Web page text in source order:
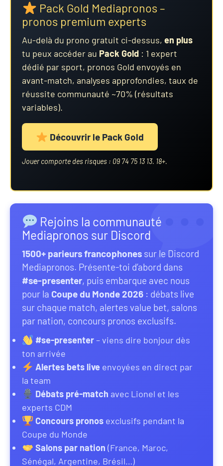
Pack Gold Mediapronos –
pronos premium experts
Au-delà du prono gratuit ci-dessus, en plus
tu peux accéder au Pack Gold : 1 expert
dédié par sport, pronos Gold envoyés en
avant-match, analyses approfondies, taux de
réussite communauté ~70% (résultats
variables).
Découvrir le Pack Gold
Jouer comporte des risques : 09 74 75 13 13. 18+.
Rejoins la communauté
Mediapronos sur Discord
1500+ parieurs francophones sur le Discord
Mediapronos. Présente-toi d’abord dans
#se-presenter, puis embarque avec nous
pour la Coupe du Monde 2026 : débats live
sur chaque match, alertes value bet, salons
par nation, concours pronos exclusifs.
#se-presenter– viens dire bonjour dès
ton arrivée
Alertes bets live envoyées en direct par
la team
Débats pré-match avec Lionel et les
experts CDM
Concours pronos exclusifs pendant la
Coupe du Monde
Salons par nation (France, Maroc,
Sénégal, Argentine, Brésil…)